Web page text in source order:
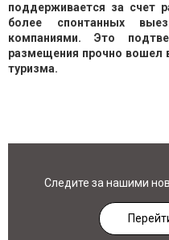
поддерживается за счет
более спонтанных
компаниями. Это
размещения прочно вошел
туризма.
Следите за нашими